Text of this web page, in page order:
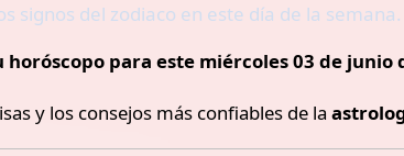
signos del zodiaco en este día de la semana.
para este miércoles 03 de junio
y los consejos más confiables de la